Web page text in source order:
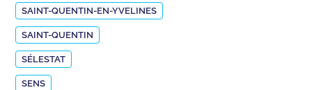
SAINT-QUENTIN-EN-YVELINES
SAINT-QUENTIN
SÉLESTAT
SENS